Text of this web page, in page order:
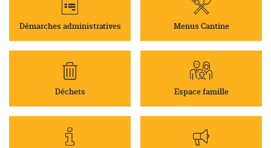
Démarches administratives Menus Cantine
Déchets Espace famille